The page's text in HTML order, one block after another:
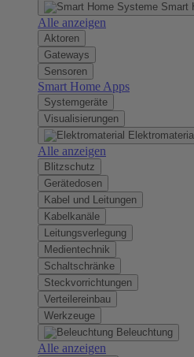
Smart
Alle anzeigen
Aktoren
Gateways
Sensoren
Smart Home Apps
Systemgeräte
Visualisierungen
Elektromaterial
Alle anzeigen
Blitzschutz
Gerätedosen
Kabel und Leitungen
Kabelkanäle
Leitungsverlegung
Medientechnik
Schaltschränke
Steckvorrichtungen
Verteilereinbau
Werkzeuge
Beleuchtung
Alle anzeigen